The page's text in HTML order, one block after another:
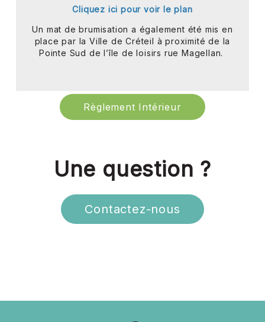
Cliquez ici pour voir le plan
Un mat de brumisation a également été mis en
place par la Ville de Créteil à proximité de la
Pointe Sud de l’île de loisirs rue Magellan.
Règlement Intérieur
Une question ?
Contactez-nous